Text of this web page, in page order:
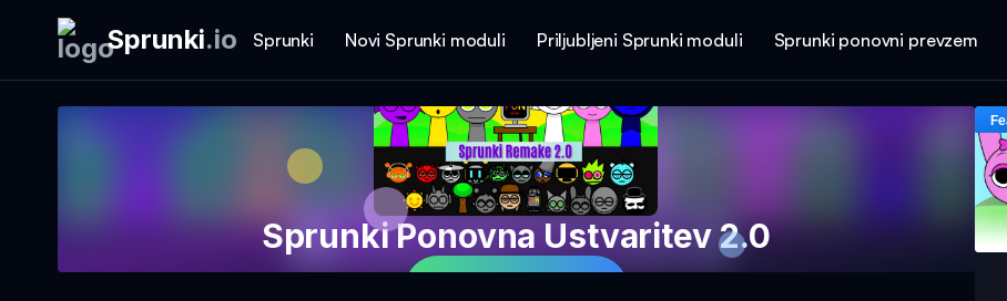
Sprunki.io Sprunki Novi Sprunki moduli Priljubljeni Sprunki moduli Sprunki ponovni prevzem
Sprunki Ponovna Ustvaritev 2.0